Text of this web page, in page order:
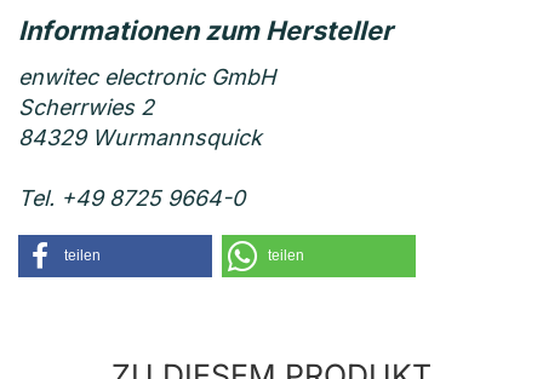
enwitec electronic GmbH
Scherrwies 2
84329 Wurmannsquick
Tel. +49 8725 9664-0
teilen teilen